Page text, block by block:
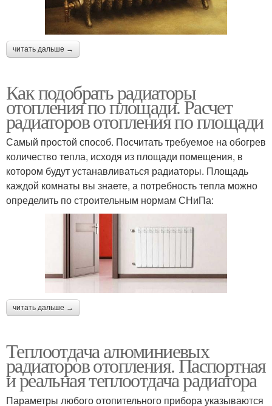
читать дальше →
Как подобрать радиаторы
отопления по площади. Расчет
радиаторов отопления по площади
Самый простой способ. Посчитать требуемое на обогрев
количество тепла, исходя из площади помещения, в
котором будут устанавливаться радиаторы. Площадь
каждой комнаты вы знаете, а потребность тепла можно
определить по строительным нормам СНиПа:
читать дальше →
Теплоотдача алюминиевых
радиаторов отопления. Паспортная
и реальная теплоотдача радиатора
Параметры любого отопительного прибора указываются